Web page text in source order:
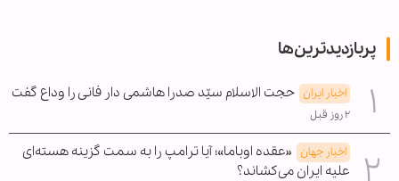
پربازدیدترین‌ها
اخبار ایران حجت الاسلام سیّد صدرا هاشمی دار فانی را وداع گفت
۲ روز قبل
اخبار جهان «عقده اوباما»؛ آیا ترامپ را به سمت گزینه هسته‌ای
علیه ایران می‌کشاند؟